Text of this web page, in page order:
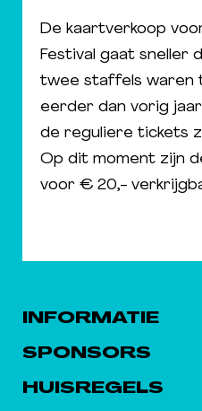
De kaartverkoop
Festival gaat sneller
twee staffels waren
eerder dan vorig
de reguliere tickets
Op dit moment zijn
voor € 20,-
INFORMATIE
SPONSORS
HUISREGELS